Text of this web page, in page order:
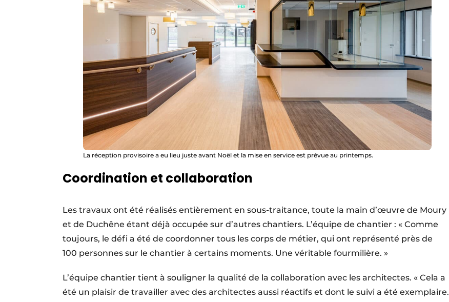
La réception provisoire a eu lieu juste avant Noël et la mise en service est prévue au printemps.
Coordination et collaboration
Les travaux ont été réalisés entièrement en sous-traitance, toute la main d’œuvre de Moury
et de Duchêne étant déjà occupée sur d’autres chantiers. L’équipe de chantier : « Comme
toujours, le défi a été de coordonner tous les corps de métier, qui ont représenté près de
100 personnes sur le chantier à certains moments. Une véritable fourmilière. »
L’équipe chantier tient à souligner la qualité de la collaboration avec les architectes. « Cela a
été un plaisir de travailler avec des architectes aussi réactifs et dont le suivi a été exemplaire.